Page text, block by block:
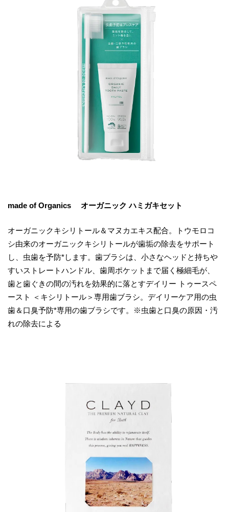
made of Organics オーガニック ハミガキセット
オーガニックキシリトール＆マヌカエキス配合。トウモロコ
シ由来のオーガニックキシリトールが歯垢の除去をサポート
し、虫歯を予防*します。歯ブラシは、小さなヘッドと持ちや
すいストレートハンドル、歯周ポケットまで届く極細毛が、
歯と歯ぐきの間の汚れを効果的に落とすデイリー トゥースペ
ースト ＜キシリトール＞専用歯ブラシ。デイリーケア用の虫
歯＆口臭予防*専用の歯ブラシです。※虫歯と口臭の原因・汚
れの除去による